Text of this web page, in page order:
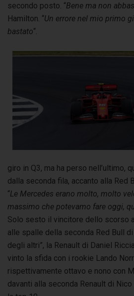
secondo posto. “Bene ma non
Hamilton. “Un errore nel mio primo
bastato“.
giro in Q3, ma ha perso nell’ultimo,
dalla seconda fila, accanto alla Red
“Le Mercedes erano molto, molto
massimo che potevamo fare oggi,
Solo sesto il vincitore dello scorso
alle spalle della seconda Red Bull
degli altri”, la Renault di Daniel
vinto la sfida con i rookie Lando
rispettivamente ottavo e nono con
davanti alla seconda Renault di